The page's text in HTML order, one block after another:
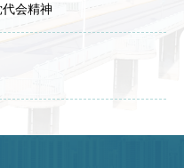
会精神